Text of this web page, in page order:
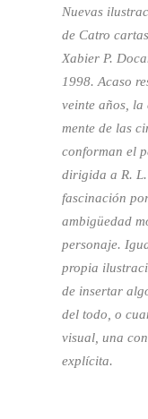
Nuevas
de Catro
Xabier P.
1998. Acaso
veinte años, la
mente de las
conforman el
dirigida a R. L.
fascinación
ambigüedad
personaje.
propia
de insertar
del todo, o
visual, una
explícita.